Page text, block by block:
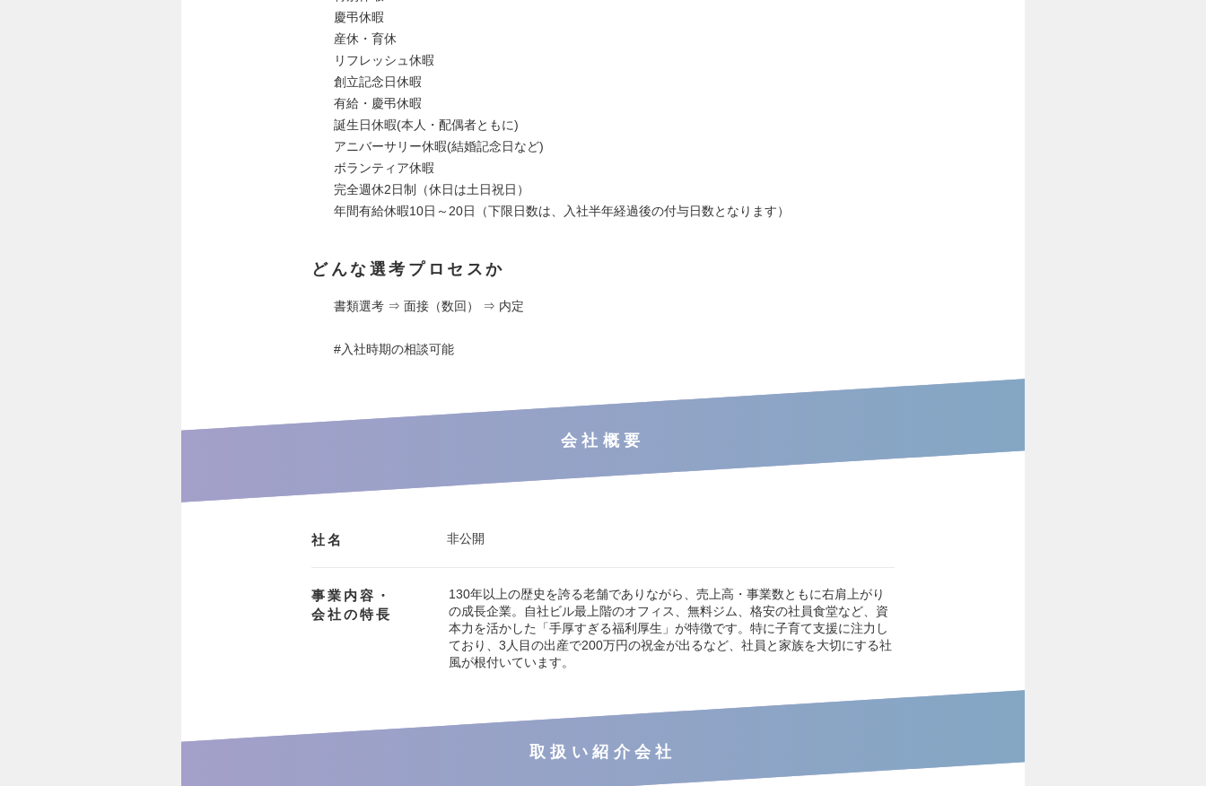
慶弔休暇
産休・育休
リフレッシュ休暇
創立記念日休暇
有給・慶弔休暇
誕⽣日休暇(本人・配偶者ともに)
アニバーサリー休暇(結婚記念日など)
ボランティア休暇
完全週休2日制（休日は土日祝日）
年間有給休暇10日～20日（下限日数は、入社半年経過後の付与日数となります）
どんな選考プロセスか
書類選考 ⇒ 面接（数回） ⇒ 内定
#入社時期の相談可能
会社概要
社名 非公開
事業内容・
会社の特長
130年以上の歴史を誇る老舗でありながら、売上高・事業数ともに右肩上がり
の成長企業。自社ビル最上階のオフィス、無料ジム、格安の社員食堂など、資
本力を活かした「手厚すぎる福利厚生」が特徴です。特に子育て支援に注力し
ており、3人目の出産で200万円の祝金が出るなど、社員と家族を大切にする社
風が根付いています。
取扱い紹介会社